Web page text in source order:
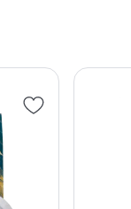
Illy X-Caps